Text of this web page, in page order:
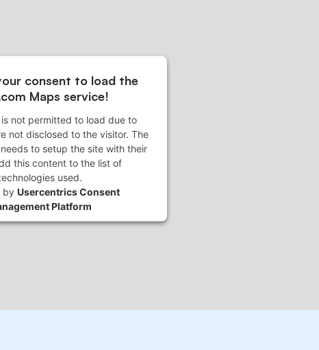
consent to load the
Maps service!
not permitted to load due to
not disclosed to the visitor. The
to setup the site with their
this content to the list of
used.
by Usercentrics Consent
Platform